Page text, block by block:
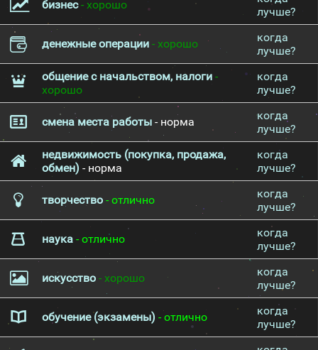
бизнес- хорошо
лучше?
денежные операции - хорошо
когда
лучше?
общение с начальством, налоги -
хорошо
когда
лучше?
смена места работы - норма
когда
лучше?
недвижимость (покупка, продажа,
обмен) - норма
когда
лучше?
творчество - отлично
когда
лучше?
наука - отлично
когда
лучше?
искусство - хорошо
когда
лучше?
обучение (экзамены) - отлично
когда
лучше?